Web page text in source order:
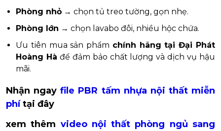
Phòng nhỏ → chọn tủ treo tường, gọn nhẹ.
Phòng lớn → chọn lavabo đôi, nhiều hộc chứa.
Ưu tiên mua sản phẩm chính hãng tại Đại Phát
Hoàng Hà để đảm bảo chất lượng và dịch vụ hậu
mãi.
Nhận ngayfile PBR tấm nhựa nội thất miễn
phítại đây
xem thêm video nội thất phòng ngủ sang